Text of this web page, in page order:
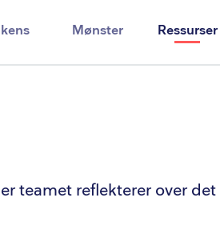
Mønster Ressurser
teamet reflekterer over